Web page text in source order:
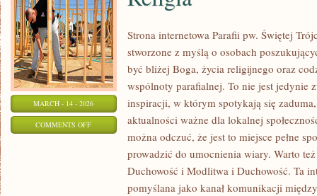
MARCH - 14 - 2026
COMMENTS OFFON
Strona internetowa Parafii pw. Świętej
stworzone z myślą o osobach
być bliżej Boga, życia religijnego oraz
wspólnoty parafialnej. To nie jest jedynie
inspiracji, w którym spotykają się
aktualności ważne dla lokalnej
można odczuć, że jest to miejsce pełne
prowadzić do umocnienia wiary. Warto
Duchowość i Modlitwa i Duchowość. Ta
pomyślana jako kanał komunikacji